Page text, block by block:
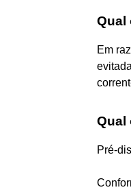
Qual
Em
Qual
Pré-